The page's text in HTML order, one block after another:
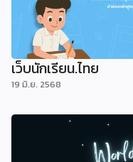
เว็บนักเรียน.ไทย
19 มิ.ย. 2568